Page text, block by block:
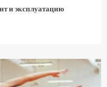
и эксплуатацию